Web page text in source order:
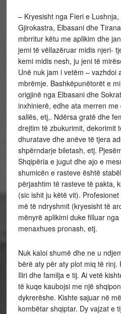
– Kryesisht nga Fieri e
Gjirokastra, Elbasani dhe
mbrritur këtu me aplikim dhe
jemi të vëllazëruar midis njeri-
kemi midis nesh, ju jeni të
Unë nuk jam i vetëm – vazhdoi
mbrëmje. Bashkëpunëtorët e
origjinë nga Elbasani dhe
inxhinierë, edhe ata merren
sallës, etj,. Ndërsa gratë dhe
drejtim të zbukurimit, dekorimit
dhuratave dhe anëve të tjera
shpërndarje biletash, etj.
Shqipëria e jugut dhe ajo e
shumicën e rasteve është
përjashtim të rasteve të pakta,
(sic ishit ju këtë vit).
më të ndryshmit (kryesisht të
mënyrë aplikimi duke filluar
menaxhues pronash, etj.
Nuk kaloi shumë dhe ne u
bërë aty për aty plot miq të rinj.
Iliri dhe familja e tij. Ai vetë
të kuqe kaubojsi me një
dykrerëshe. Kishte sajuar në
kombëtar shqiptar. Dy vajzat e